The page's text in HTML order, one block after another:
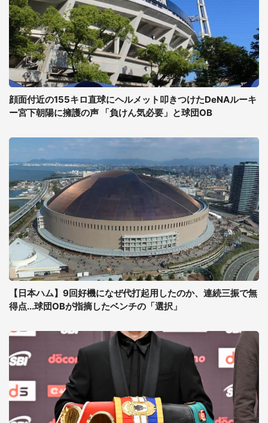
顔面付近の155キロ直球にヘルメット叩きつけたDeNAルーキ
ー宮下朝陽に擁護の声 「負けん気必要」と球団OB
【日本ハム】9回好機になぜ代打起用したのか、連続三振で無
得点...球団OBが指摘したベンチの「選択」